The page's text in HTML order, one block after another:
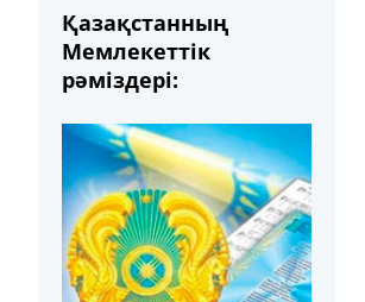
Қазақстанның
Мемлекеттік
рәміздері: